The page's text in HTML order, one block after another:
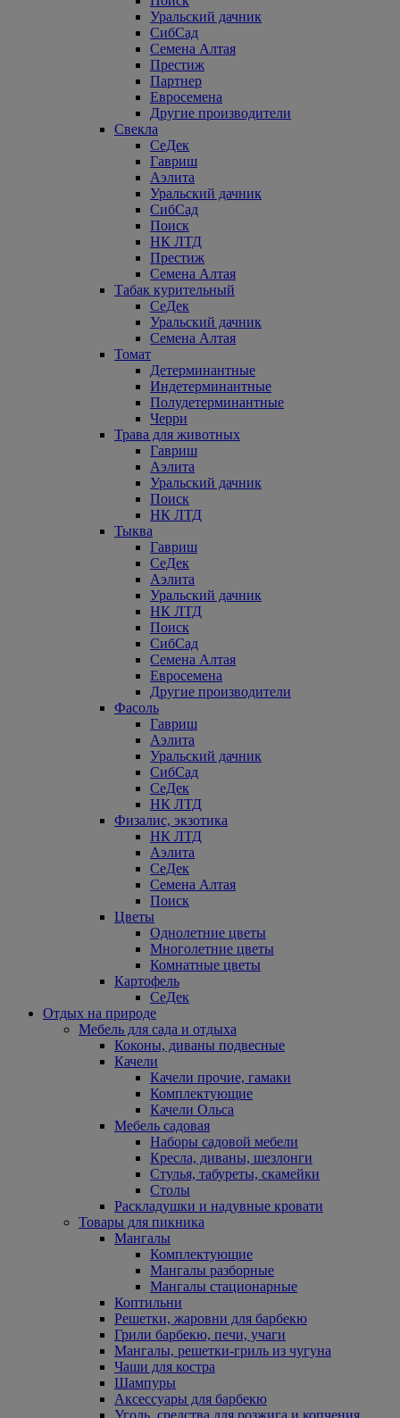
Уральский дачник
СибСад
Семена Алтая
Престиж
Партнер
Евросемена
Другие производители
Свекла
СеДек
Гавриш
Аэлита
Уральский дачник
СибСад
Поиск
НК ЛТД
Престиж
Семена Алтая
Табак курительный
СеДек
Уральский дачник
Семена Алтая
Томат
Детерминантные
Индетерминантные
Полудетерминантные
Черри
Трава для животных
Гавриш
Аэлита
Уральский дачник
Поиск
НК ЛТД
Тыква
Гавриш
СеДек
Аэлита
Уральский дачник
НК ЛТД
Поиск
СибСад
Семена Алтая
Евросемена
Другие производители
Фасоль
Гавриш
Аэлита
Уральский дачник
СибСад
СеДек
НК ЛТД
Физалис, экзотика
НК ЛТД
Аэлита
СеДек
Семена Алтая
Поиск
Цветы
Однолетние цветы
Многолетние цветы
Комнатные цветы
Картофель
СеДек
Отдых на природе
Мебель для сада и отдыха
Коконы, диваны подвесные
Качели
Качели прочие, гамаки
Комплектующие
Качели Ольса
Мебель садовая
Наборы садовой мебели
Кресла, диваны, шезлонги
Стулья, табуреты, скамейки
Столы
Раскладушки и надувные кровати
Товары для пикника
Мангалы
Комплектующие
Мангалы разборные
Мангалы стационарные
Коптильни
Решетки, жаровни для барбекю
Грили барбекю, печи, учаги
Мангалы, решетки-гриль из чугуна
Чаши для костра
Шампуры
Аксессуары для барбекю
Уголь, средства для розжига и копчения